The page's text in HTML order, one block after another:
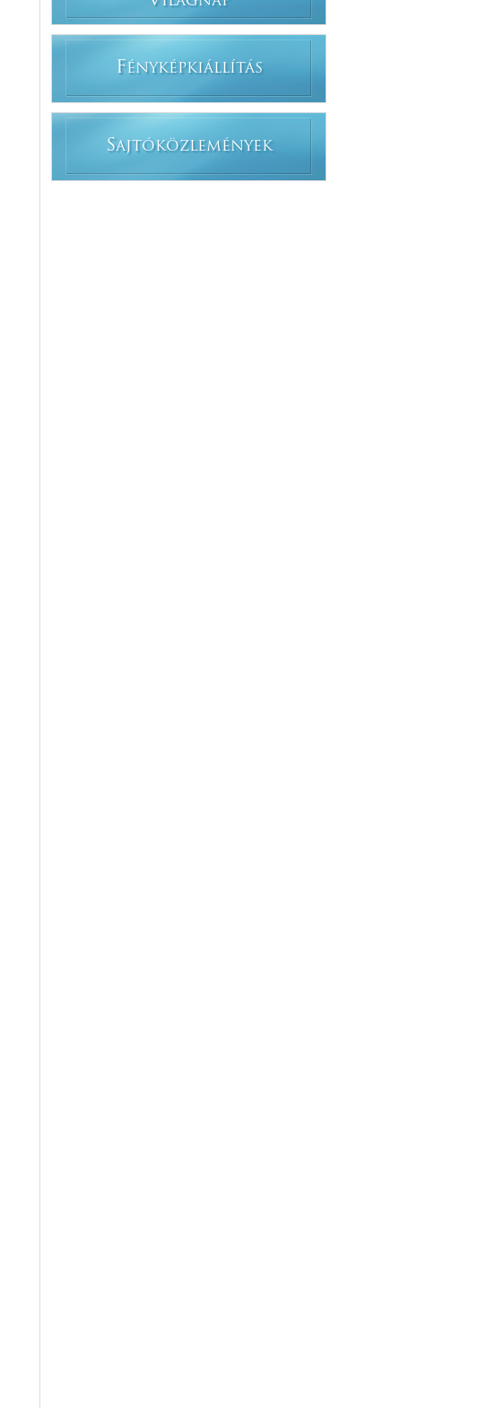
FÉNYKÉPKIÁLLÍTÁS
SAJTÓKÖZLEMÉNYEK